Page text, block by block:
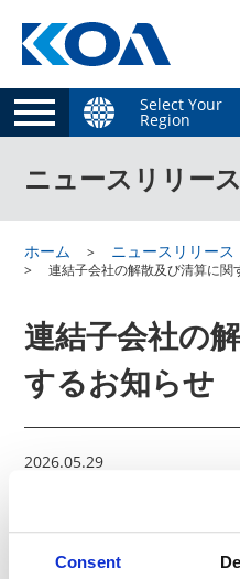
Consent
Select Your
Region
ニュースリリース
ホーム ニュースリリース
連結子会社の解散及び清算に関
連結子会社の
するお知らせ
2026.05.29
連結子会社の解散及び清算に